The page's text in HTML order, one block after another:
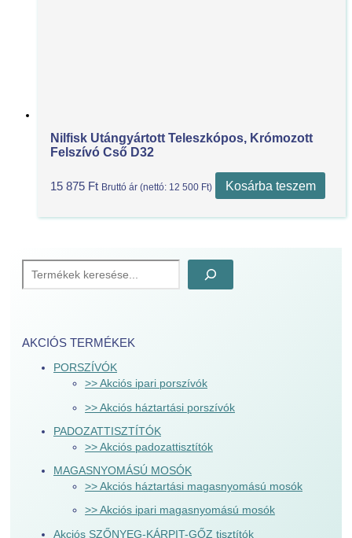
AKCIÓS TERMÉKEK
PORSZÍVÓK
>> Akciós ipari porszívók
>> Akciós háztartási porszívók
PADOZATTISZTÍTÓK
>> Akciós padozattisztítók
MAGASNYOMÁSÚ MOSÓK
>> Akciós háztartási magasnyomású mosók
>> Akciós ipari magasnyomású mosók
Akciós SZŐNYEG-KÁRPIT-GŐZ tisztítók
Nilfisk Utángyártott Teleszkópos, Krómozott
Felszívó Cső D32
15 875 Ft Bruttó ár (nettó: 12 500 Ft) Kosárba teszem